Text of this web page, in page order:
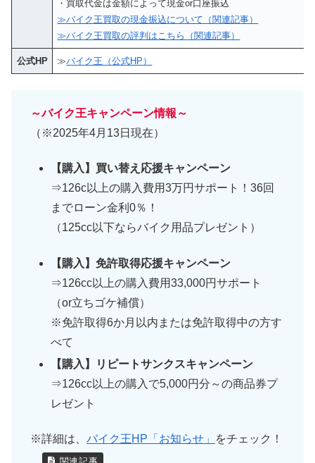
・買取代金は金額によって現金or口座振込
≫バイク王買取の現金振込について（関連記事）
≫バイク王買取の評判はこちら（関連記事）
公式HP ≫バイク王（公式HP）
～バイク王キャンペーン情報～
（※2025年4月13日現在）
【購入】買い替え応援キャンペーン
⇒126c以上の購入費用3万円サポート！36回
までローン金利0％！
（125cc以下ならバイク用品プレゼント）
【購入】免許取得応援キャンペーン
⇒126cc以上の購入費用33,000円サポート
（or立ちゴケ補償）
※免許取得6か月以内または免許取得中の方す
べて
【購入】リピートサンクスキャンペーン
⇒126cc以上の購入で5,000円分～の商品券プ
レゼント
※詳細は、 バイク王HP「お知らせ」 をチェック！